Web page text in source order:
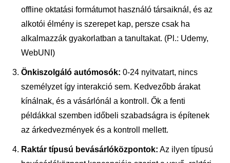
offline oktatási formátumot használó társaiknál, és az
alkotói élmény is szerepet kap, persze csak ha
alkalmazzák gyakorlatban a tanultakat. (Pl.: Udemy,
WebUNI)
Önkiszolgáló autómosók: 0-24 nyitvatart, nincs
személyzet így interakció sem. Kedvezőbb árakat
kínálnak, és a vásárlónál a kontroll. Ők a fenti
példákkal szemben időbeli szabadságra is építenek
az árkedvezmények és a kontroll mellett.
Raktár típusú bevásárlóközpontok: Az ilyen típusú